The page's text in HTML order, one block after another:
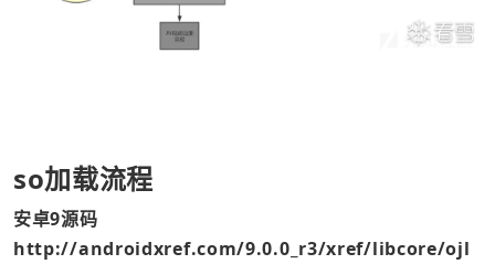
so加载流程
安卓9源码
http://androidxref.com/9.0.0_r3/xref/libcore/ojl